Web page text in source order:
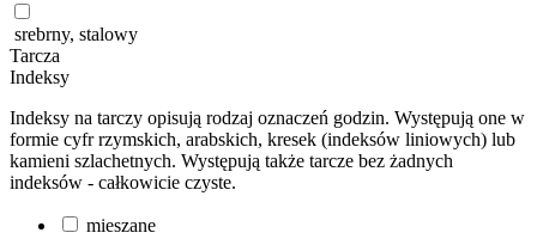
srebrny, stalowy
Tarcza
Indeksy
Indeksy na tarczy opisują rodzaj oznaczeń godzin. Występują one w
formie cyfr rzymskich, arabskich, kresek (indeksów liniowych) lub
kamieni szlachetnych. Występują także tarcze bez żadnych
indeksów - całkowicie czyste.
mieszane